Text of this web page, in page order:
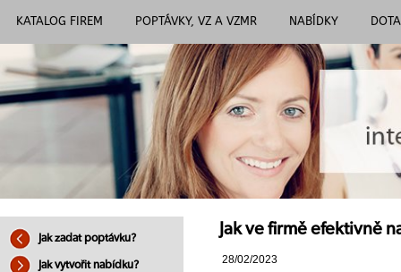
KATALOG FIREM POPTÁVKY, VZ A VZMR NABÍDKY
Jak zadat poptávku?
Jak vytvořit nabídku?
Jak ve firmě efektivně
28/02/2023